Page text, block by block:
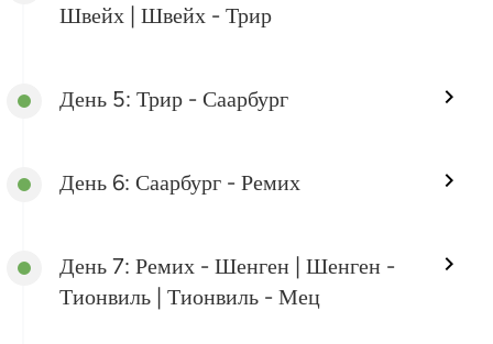
Швейх | Швейх - Трир
День 5: Трир - Саарбург
День 6: Саарбург - Ремих
День 7: Ремих - Шенген | Шенген -
Тионвиль | Тионвиль - Мец